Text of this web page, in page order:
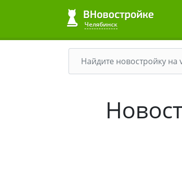
Челябинск